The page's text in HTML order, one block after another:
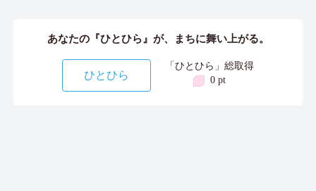
あなたの『ひとひら』が、まちに舞い上がる。
ひとひら
「ひとひら」総取得
0 pt